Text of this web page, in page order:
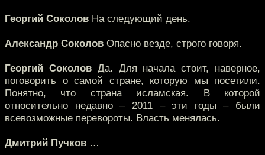
Георгий Соколов На следующий день.
Александр Соколов Опасно везде, строго говоря.
Георгий СоколовДа. Для начала стоит, наверное,
поговорить о самой стране, которую мы посетили.
Понятно, что страна исламская. В которой
относительно недавно – 2011 – эти годы – были
всевозможные перевороты. Власть менялась.
Дмитрий Пучков …